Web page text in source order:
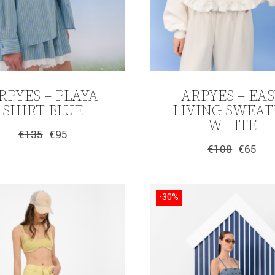
– PLAYA
SHIRT BLUE
€135
Original
€95
Η
€95.
ARPYES –
LIVING
WHITE
€108
Original
€65
Η
-30%